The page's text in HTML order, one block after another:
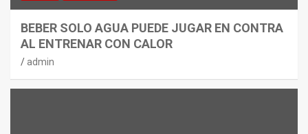
BEBER SOLO AGUA PUEDE JUGAR EN CONTRA
AL ENTRENAR CON CALOR
admin